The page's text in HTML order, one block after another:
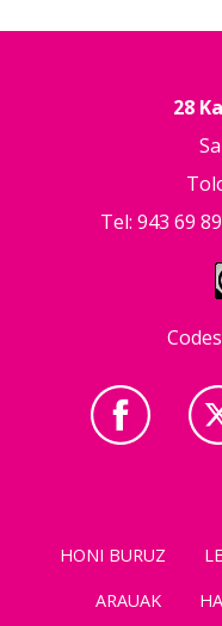
28
Tel: 943 69
HONI BURUZ
ARAUAK